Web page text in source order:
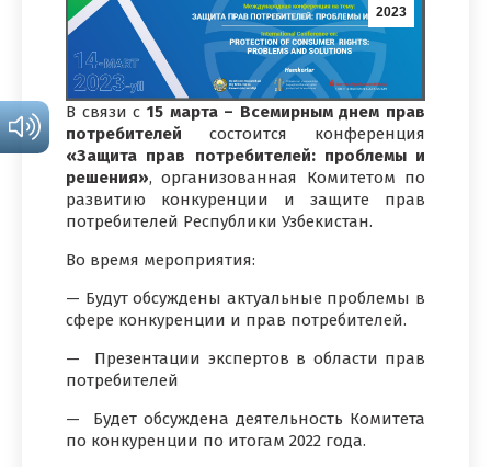
2023
В связи с 15 марта – Всемирным днем ​​прав
потребителей состоится конференция
«Защита прав потребителей: проблемы и
решения», организованная Комитетом по
развитию конкуренции и защите прав
потребителей Республики Узбекистан.
Во время мероприятия:
— Будут обсуждены актуальные проблемы в
сфере конкуренции и прав потребителей.
— Презентации экспертов в области прав
потребителей
— Будет обсуждена деятельность Комитета
по конкуренции по итогам 2022 года.